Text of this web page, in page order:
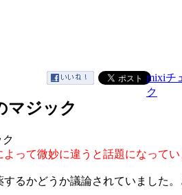
mixiチ
ク
マジック
って微妙に違うと話題になってい
るかどうか議論されていました